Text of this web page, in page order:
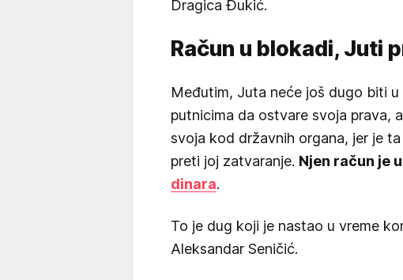
Dragica Đukić.
Račun u blokadi, Juti
Međutim, Juta neće još dugo biti
putnicima da ostvare svoja prava,
svoja kod državnih organa, jer je
preti joj zatvaranje. Njen račun je u
dinara.
To je dug koji je nastao u vreme
Aleksandar Seničić.